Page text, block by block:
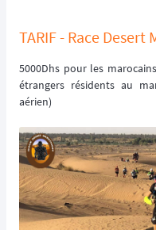
TARIF - Race Desert
5000Dhs pour les
étrangers résidents au
aérien)